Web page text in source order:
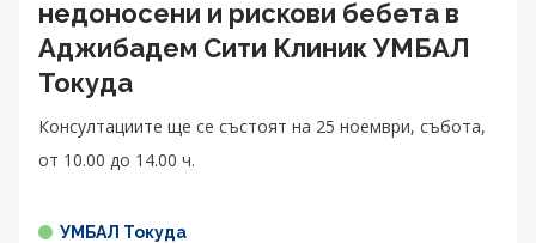
недоносени и рискови бебета в
Аджибадем Сити Клиник УМБАЛ
Токуда
Консултациите ще се състоят на 25 ноември, събота,
от 10.00 до 14.00 ч.
УМБАЛ Токуда